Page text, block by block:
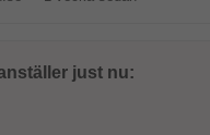
just nu: